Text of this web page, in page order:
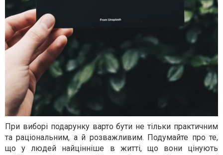
При виборі подарунку варто бути не тільки практичним
та раціональним, а й розважливим. Подумайте про те,
що у людей найцінніше в житті, що вони цінують